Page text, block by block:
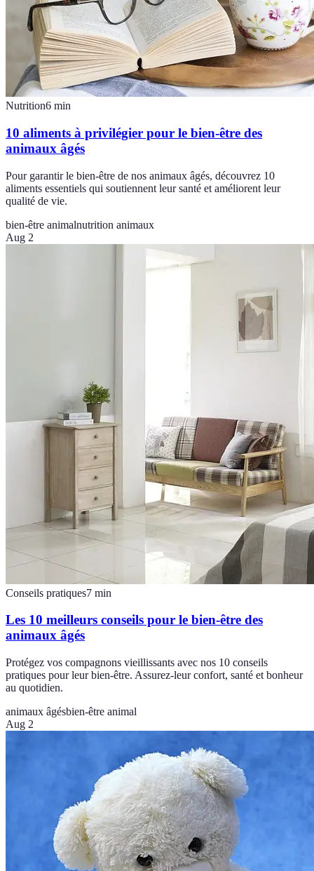
Nutrition6 min
10 aliments à privilégier pour le bien-être des
animaux âgés
Pour garantir le bien-être de nos animaux âgés, découvrez 10
aliments essentiels qui soutiennent leur santé et améliorent leur
qualité de vie.
bien-être animalnutrition animaux
Aug 2
Conseils pratiques7 min
Les 10 meilleurs conseils pour le bien-être des
animaux âgés
Protégez vos compagnons vieillissants avec nos 10 conseils
pratiques pour leur bien-être. Assurez-leur confort, santé et bonheur
au quotidien.
animaux âgésbien-être animal
Aug 2